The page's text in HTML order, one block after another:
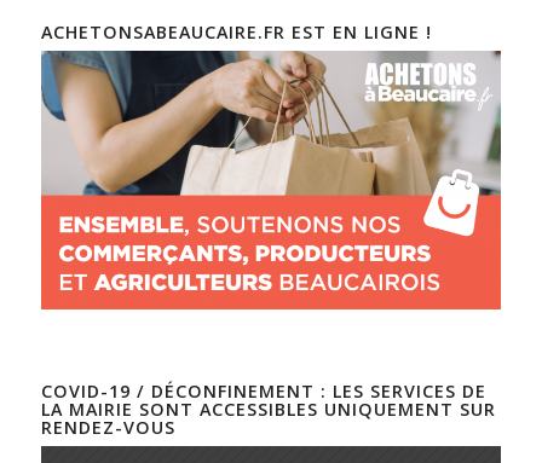
ACHETONSABEAUCAIRE.FR EST EN LIGNE !
COVID-19 / DÉCONFINEMENT : LES SERVICES DE
LA MAIRIE SONT ACCESSIBLES UNIQUEMENT SUR
RENDEZ-VOUS